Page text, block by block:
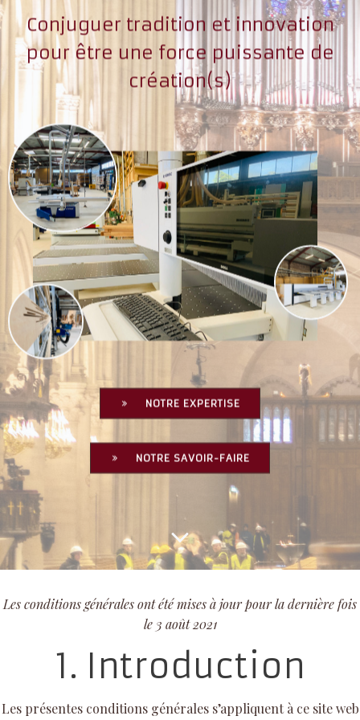
Conjuguer tradition et innovation
pour être une force puissante de
création(s)
NOTRE EXPERTISE
NOTRE SAVOIR-FAIRE
Les conditions générales ont été mises à jour pour la dernière fois
le 3 août 2021
1. Introduction
Les présentes conditions générales s’appliquent à ce site web